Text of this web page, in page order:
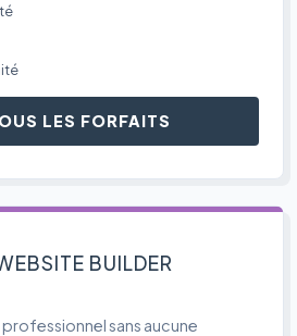
LES FORFAITS
BUILDER
sans aucune